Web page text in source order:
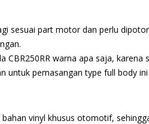
sesuai part motor dan perlu
CBR250RR warna apa saja,
untuk pemasangan type full body
vinyl khusus otomotif,